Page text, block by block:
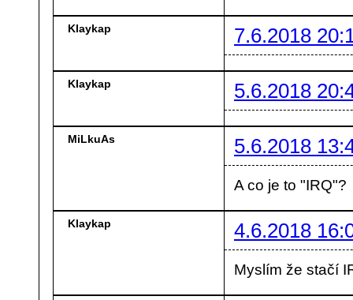
Klaykap 7.6.2018
Klaykap 5.6.2018
MiLkuAs 5.6.2018
A co je to "IRQ"?
Klaykap 4.6.2018
Myslím že stačí